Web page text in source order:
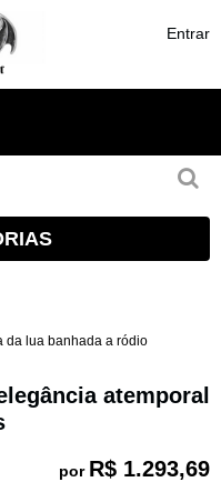
Entrar
da lua banhada a ródio
atemporal
por R$ 1.293,69